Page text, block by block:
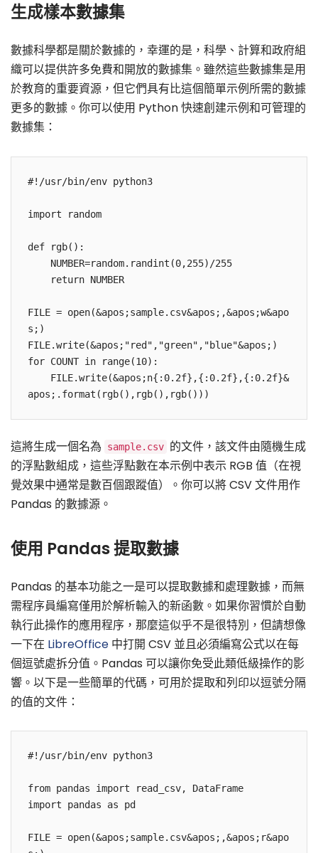
生成樣本數據集
數據科學都是關於數據的，幸運的是，科學、計算和政府組
織可以提供許多免費和開放的數據集。雖然這些數據集是用
於教育的重要資源，但它們具有比這個簡單示例所需的數據
更多的數據。你可以使用 Python 快速創建示例和可管理的
數據集：
#!/usr/bin/env python3
import random
def rgb():
    NUMBER=random.randint(0,255)/255
    return NUMBER
FILE = open(&apos;sample.csv&apos;,&apos;w&apo
s;)
FILE.write(&apos;"red","green","blue"&apos;)
for COUNT in range(10):
    FILE.write(&apos;n{:0.2f},{:0.2f},{:0.2f}&
apos;.format(rgb(),rgb(),rgb()))
這將生成一個名為 sample.csv 的文件，該文件由隨機生成
的浮點數組成，這些浮點數在本示例中表示 RGB 值（在視
覺效果中通常是數百個跟蹤值）。你可以將 CSV 文件用作
Pandas 的數據源。
使用 Pandas 提取數據
Pandas 的基本功能之一是可以提取數據和處理數據，而無
需程序員編寫僅用於解析輸入的新函數。如果你習慣於自動
執行此操作的應用程序，那麼這似乎不是很特別，但請想像
一下在 LibreOffice 中打開 CSV 並且必須編寫公式以在每
個逗號處拆分值。Pandas 可以讓你免受此類低級操作的影
響。以下是一些簡單的代碼，可用於提取和列印以逗號分隔
的值的文件：
#!/usr/bin/env python3
from pandas import read_csv, DataFrame
import pandas as pd
FILE = open(&apos;sample.csv&apos;,&apos;r&apo